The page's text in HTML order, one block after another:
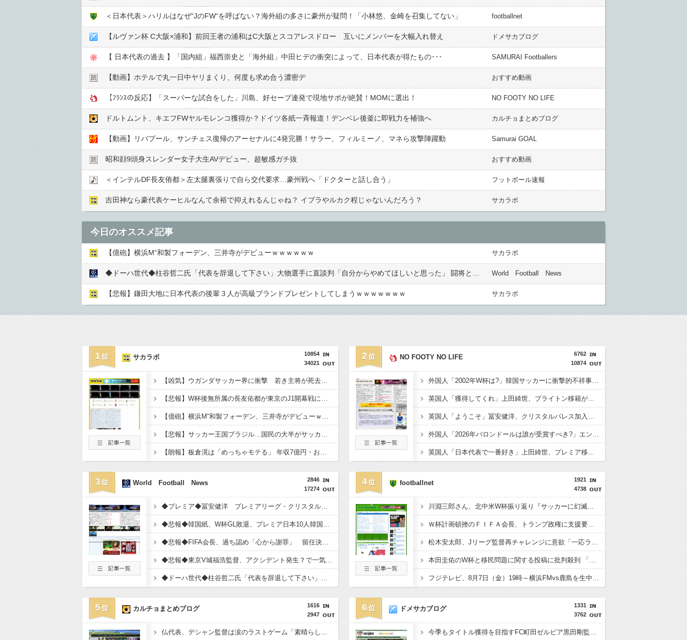
＜日本代表＞ハリルはなぜ“JのFW“を呼ばない？海外組の多さに豪州が疑問！「小林悠、金崎を召集してない」 footballnet
【ルヴァン杯 C大阪×浦和】前回王者の浦和はC大阪とスコアレスドロー 互いにメンバーを大幅入れ替え ドメサカブログ
【 日本代表の過去 】「国内組」福西崇史と「海外組」中田ヒデの衝突によって、日本代表が得たもの･･･ SAMURAI Footballers
【動画】ホテルで丸一日中ヤリまくり、何度も求め合う濃密デ おすすめ動画
【ﾌﾗﾝｽの反応】「スーパーな試合をした」川島、好セーブ連発で現地サポが絶賛！MOMに選出！ NO FOOTY NO LIFE
ドルトムント、キエフFWヤルモレンコ獲得か？ドイツ各紙一斉報道！デンベレ後釜に即戦力を補強へ カルチョまとめブログ
【動画】リバプール、サンチェス復帰のアーセナルに4発完勝！サラー、フィルミーノ、マネら攻撃陣躍動 Samurai GOAL
昭和顔9頭身スレンダー女子大生AVデビュー、超敏感ガチ抜 おすすめ動画
＜インテルDF長友侑都＞左太腿裏張りで自ら交代要求…豪州戦へ「ドクターと話し合う」 フットボール速報
吉田神なら豪代表ケーヒルなんて余裕で抑えれるんじゃね？ イブラやルカク程じゃないんだろう？ サカラボ
今日のオススメ記事
【億砲】横浜M“和製フォーデン、三井寺がデビューｗｗｗｗｗｗ サカラボ
World Football News
【悲報】鎌田大地に日本代表の後輩３人が高級ブランドプレゼントしてしまうｗｗｗｗｗｗｗ サカラボ
1
10854
34021
サカラボ
【凶気】ウガンダサッカー界に衝撃 若き主将が死去 携帯電話強盗に抵抗した末に石で滅多打ち…
【悲報】W杯後無所属の長友佑都が東京のJ1開幕戦に来場「みなさまへご挨拶させていただきます」
【億砲】横浜M“和製フォーデン、三井寺がデビューｗｗｗｗｗｗ
【悲報】サッカー王国ブラジル…国民の大半がサッカーの興味なしの模様・・
【朗報】板倉滉は「めっちゃモテる」 年収7億円・お洒落・包容力…超愛される日本代表 ・・
2
6762
10874
NO FOOTY NO LIFE
外国人「2002年W杯は?」韓国サッカーに衝撃的不祥事！W杯予選でレフリーへの性的接待発覚！海外騒然！【海外の反応】
英国人「獲得してくれ」上田綺世、ブライトン移籍が浮上！三笘薫との日本代表ホットライン実現!?現地サポ大興奮！「勘弁してくれ」と危惧される懸念点とは!?【海外の反応】
英国人「ようこそ」冨安健洋、クリスタルパレス加入が決定的に！メディカル検査をパス！現地サポが歓迎！アーセナルファンも祝福！【海外の反応】
外国人「2026年バロンドールは誰が受賞すべき?」エンバペ、今季無冠でも初受賞か!?海外ファンが考える本命とは!?【海外の反応】
英国人「日本代表で一番好き」上田綺世、プレミア移籍が浮上！現地サポが大興奮！獲得を望む声が殺到！【海外の反応】
3
2846
17274
World Football News
◆プレミア◆冨安健洋 プレミアリーグ・クリスタルパレス入りへ BBCなど複数メディアが報道 身体検査クリア、一両日中に正式契約
◆悲報◆韓国紙、W杯GL敗退、プレミア日本10人韓国0人で錯乱！久保建英を酷評の上「“日本のイ・ガンイン”」などといい出す始末????????????
◆悲報◆FIFA会長、過ち認め「心から謝罪」 留任決定を英報道…W杯権利売却案を巡る大騒動
◆悲報◆東京V城福浩監督、アクシデント発生？で一気に老化か？
◆ドーハ世代◆柱谷哲二氏「代表を辞退して下さい」大物選手に直談判「自分からやめてほしいと思った」 闘将と呼ばれた主将時代
4
1921
4738
footballnet
川淵三郎さん、北中米W杯振り返り『サッカーに幻滅した人多いのでは…』審判や汚いプレーに怒り…
Ｗ杯計画頓挫のＦＩＦＡ会長、トランプ政権に支援要請＝米紙
松木安太郎、Jリーグ監督再チャレンジに意欲「一応ライセンスも持っているので」 ヴェルディ川崎の監督時代には2連覇を達成
本田圭佑のW杯と移民問題に関する投稿に批判殺到 「問題発言だとわからないのか？」「ネタにするな」 釈明も火に油
フジテレビ、8月7日（金）19時～横浜FMvs鹿島を生中継！中山雅史＆井原正巳＆鈴木隆行のトリプル解説が決定
5
1616
2947
カルチョまとめブログ
仏代表、デシャン監督は涙のラストゲーム「素晴らしい冒険だった」 来週にもジダン新監督が就任へ
6
1331
3762
ドメサカブログ
今季もタイトル獲得を目指すFC町田ゼルビア黒田剛監督が抱負を語る